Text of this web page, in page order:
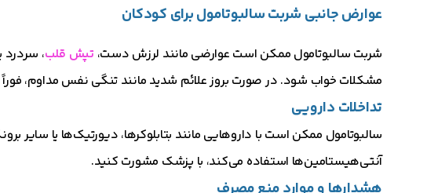
عوارض جانبی شربت سالبوتامول برای کودکان
شربت سالبوتامول ممکن است عوارضی مانند لرزش دست، تپش قلب، سردرد
مشکلات خواب شود. در صورت بروز علائم شدید مانند تنگی نفس مداوم،
تداخلات دارویی
سالبوتامول ممکن است با داروهایی مانند بتابلوکرها، دیورتیک‌ها یا سایر
آنتی‌هیستامین‌ها استفاده می‌کند، با پزشک مشورت کنید.